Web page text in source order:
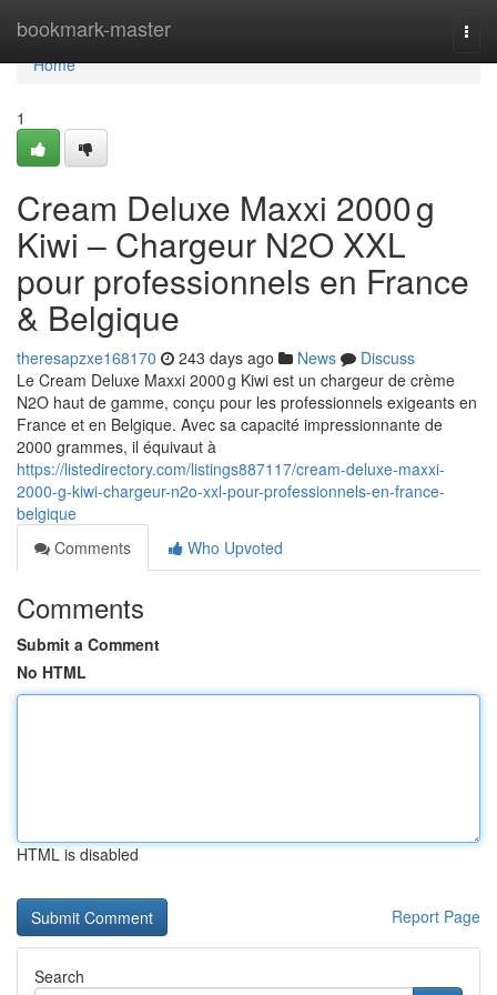
bookmark-master
Home
Home
1
Cream Deluxe Maxxi 2000 g
Kiwi – Chargeur N2O XXL
pour professionnels en France
& Belgique
theresapzxe168170 243 days ago News
Discuss
Le Cream Deluxe Maxxi 2000 g Kiwi est un chargeur de crème
N2O haut de gamme, conçu pour les professionnels exigeants en
France et en Belgique. Avec sa capacité impressionnante de
2000 grammes, il équivaut à
https://listedirectory.com/listings887117/cream-deluxe-maxxi-
2000-g-kiwi-chargeur-n2o-xxl-pour-professionnels-en-france-
belgique
Comments
Who Upvoted
Comments
Submit a Comment
No HTML
HTML is disabled
Report Page
Search